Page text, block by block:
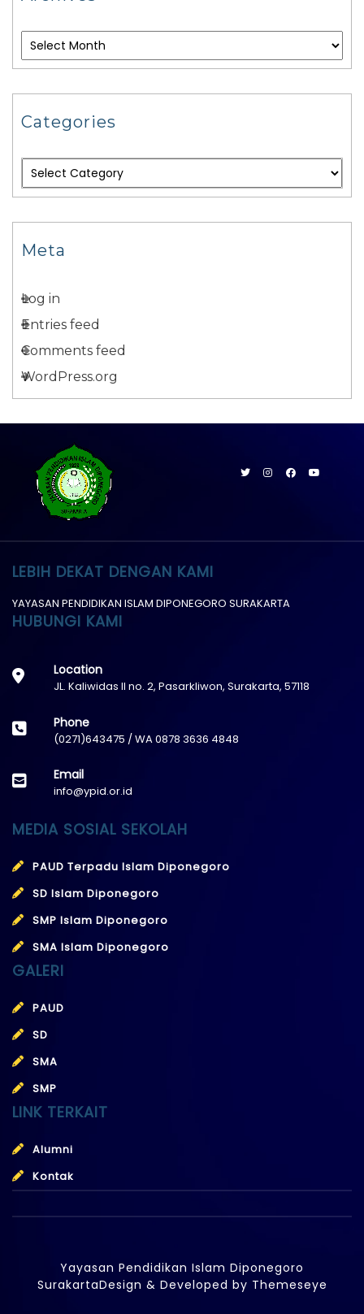
Categories
Meta
Log in
Entries feed
Comments feed
WordPress.org
LEBIH DEKAT DENGAN KAMI
YAYASAN PENDIDIKAN ISLAM DIPONEGORO SURAKARTA
HUBUNGI KAMI
Location
JL. Kaliwidas II no. 2, Pasarkliwon, Surakarta, 57118
Phone
(0271)643475 / WA 0878 3636 4848
Email
info@ypid.or.id
MEDIA SOSIAL SEKOLAH
PAUD Terpadu Islam Diponegoro
SD Islam Diponegoro
SMP Islam Diponegoro
SMA Islam Diponegoro
GALERI
PAUD
SD
SMA
SMP
LINK TERKAIT
Alumni
Kontak
Yayasan Pendidikan Islam Diponegoro
SurakartaDesign & Developed by Themeseye